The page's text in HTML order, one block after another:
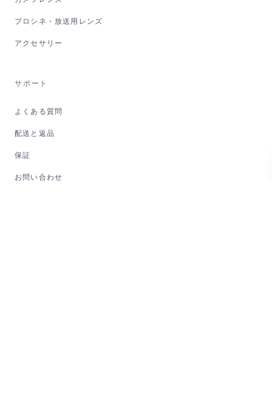
プロシネ・放送用レンズ
アクセサリー
サポート
よくある質問
配送と返品
保証
お問い合わせ